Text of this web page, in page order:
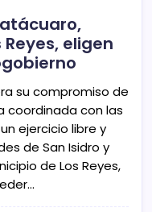
eligen
su compromiso de
coordinada con las
ejercicio libre y
de San Isidro y
de Los Reyes,